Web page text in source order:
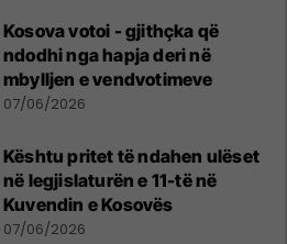
Kosova votoi - gjithçka që
ndodhi nga hapja deri në
mbylljen e vendvotimeve
07/06/2026
Kështu pritet të ndahen ulëset
në legjislaturën e 11-të në
Kuvendin e Kosovës
07/06/2026